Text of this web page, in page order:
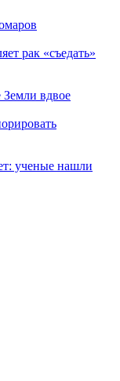
рак «съедать»
Земли вдвое
ученые нашли